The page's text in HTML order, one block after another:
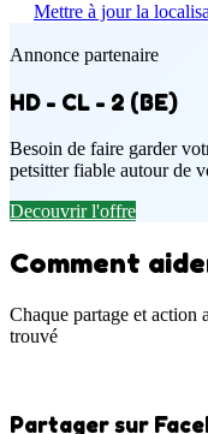
Mettre à jour la
Annonce partenaire
HD - CL - 2 (BE)
Besoin de faire garder
petsitter fiable autour de
Decouvrir l'offre
Comment
Chaque partage et action
trouvé
Partager sur